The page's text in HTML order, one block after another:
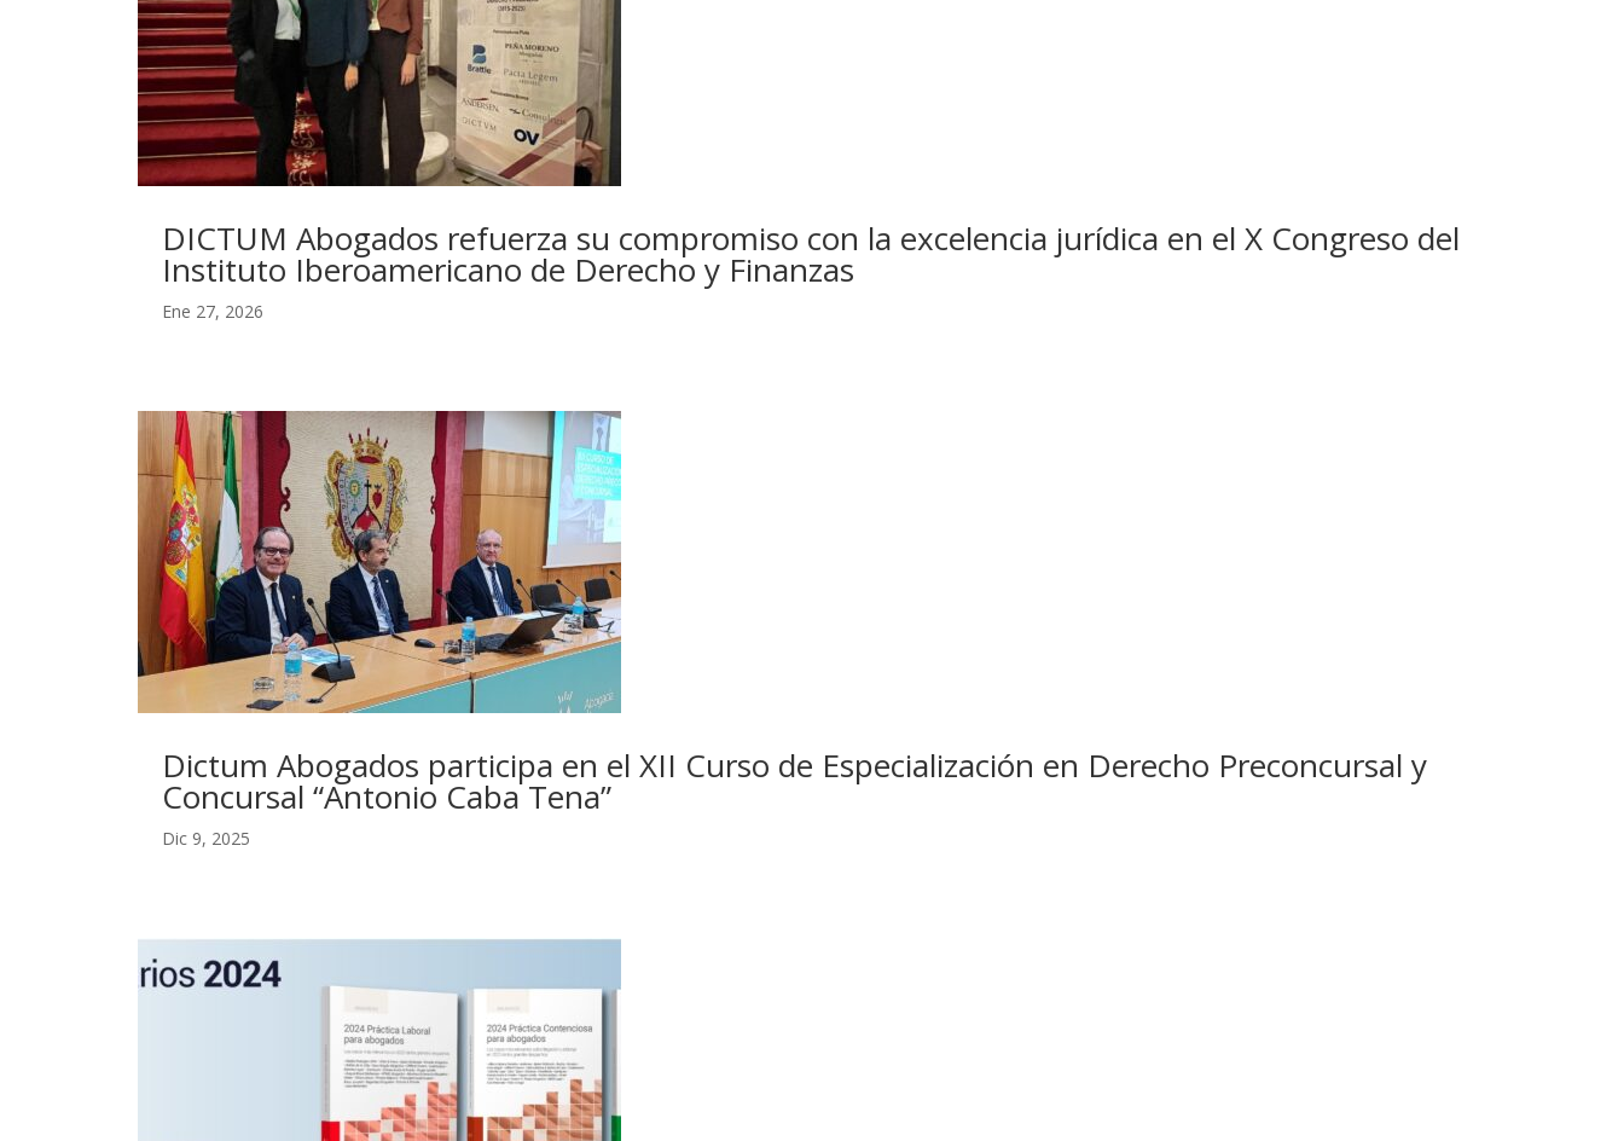
DICTUM Abogados refuerza su compromiso con la excelencia jurídica en el X Congreso del
Instituto Iberoamericano de Derecho y Finanzas
Ene 27, 2026
Dictum Abogados participa en el XII Curso de Especialización en Derecho Preconcursal y
Concursal “Antonio Caba Tena”
Dic 9, 2025